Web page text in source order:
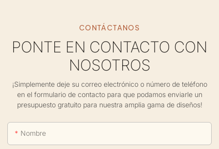
CONTÁCTANOS
PONTE EN CONTACTO CON
NOSOTROS
¡Simplemente deje su correo electrónico o número de teléfono
en el formulario de contacto para que podamos enviarle un
presupuesto gratuito para nuestra amplia gama de diseños!
Nombre